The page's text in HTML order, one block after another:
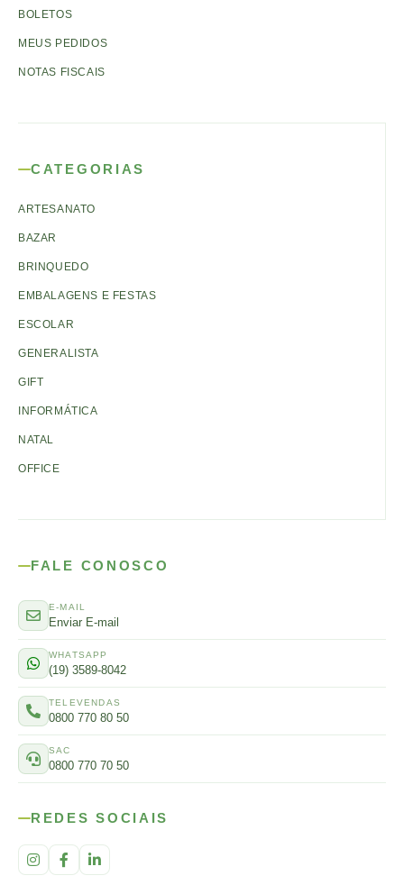
BOLETOS
MEUS PEDIDOS
NOTAS FISCAIS
CATEGORIAS
ARTESANATO
BAZAR
BRINQUEDO
EMBALAGENS E FESTAS
ESCOLAR
GENERALISTA
GIFT
INFORMÁTICA
NATAL
OFFICE
FALE CONOSCO
E-MAIL
Enviar E-mail
WHATSAPP
(19) 3589-8042
TELEVENDAS
0800 770 80 50
SAC
0800 770 70 50
REDES SOCIAIS